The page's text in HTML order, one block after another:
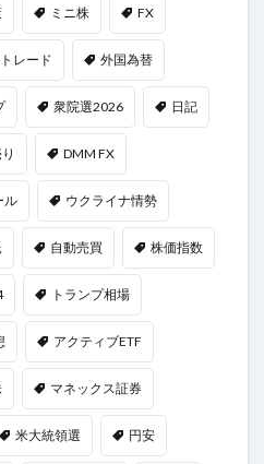
ミニ株 FX
レード 外国為替
衆院選2026 日記
DMM FX
ル ウクライナ情勢
自動売買 株価指数
トランプ相場
アクティブETF
マネックス証券
米大統領選 円安